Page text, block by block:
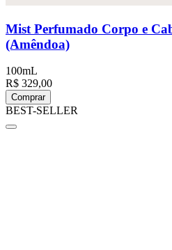
Mist Perfumado Corpo e
(Amêndoa)
100mL
R$ 329,00
Comprar
BEST-SELLER